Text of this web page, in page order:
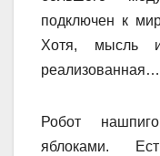
подключен к
Хотя, мысль
реализованная…
Робот
яблоками.